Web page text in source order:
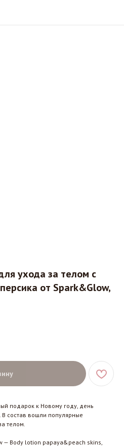
ухода за телом с
от Spark&Glow,
подарок к Новому году, день
состав вошли популярные
телом.
— Body lotion papaya&peach skins,